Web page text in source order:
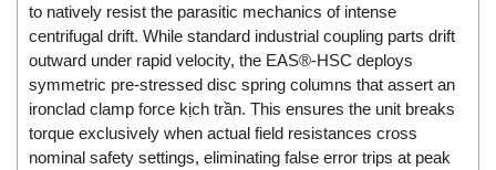
Electro-Sensors Vietnam
Elektrogas Vietnam
Elektrophysik Vietnam
elesa-ganter
ELETTA
to natively resist the parasitic mechanics of intense
centrifugal drift. While standard industrial coupling parts drift
outward under rapid velocity, the EAS®-HSC deploys
symmetric pre-stressed disc spring columns that assert an
ironclad clamp force kịch trần. This ensures the unit breaks
torque exclusively when actual field resistances cross
nominal safety settings, eliminating false error trips at peak